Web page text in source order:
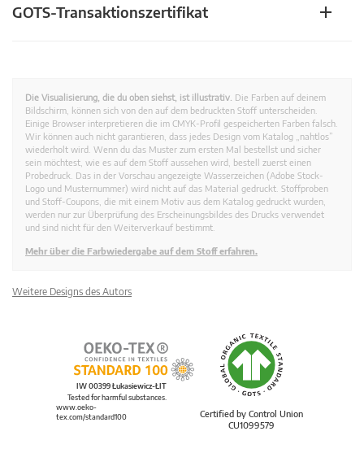
GOTS-Transaktionszertifikat
Die Visualisierung, die du oben siehst, ist illustrativ. Die Farben auf deinem
Bildschirm, können sich von den auf dem bedruckten Stoff unterscheiden.
Einige Browser interpretieren die im CMYK-Profil gespeicherten Farben falsch.
Wir können auch nicht garantieren, dass jedes Design vom Katalog „nahtlos”
wiederholt wird. Wenn du das Muster zum ersten Mal bestellst und sicher
sein möchtest, wie es auf dem Stoff aussehen wird, bestell zuerst einen
Probedruck. Das in der Vorschau angezeigte Wasserzeichen (Adobe Stock-
Logo und Musternummer) wird nicht auf das Material gedruckt. Stoffproben
und Stoff-Coupons, die mit einem Motiv aus dem Katalog gedruckt wurden,
werden nur zur Überprüfung des Erscheinungsbildes des Drucks verwendet
und sind nicht für den Weiterverkauf bestimmt.
Mehr über die Farbwiedergabe auf dem Stoff erfahren.
Weitere Designs des Autors
Certified by Control Union
CU1099579
IW 00399 Łukasiewicz-ŁIT
Tested for harmful substances.
www.oeko-
tex.com/standard100